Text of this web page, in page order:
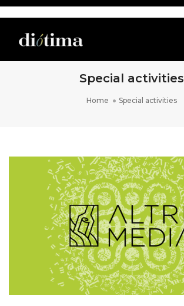
Special activities
Home Special activities